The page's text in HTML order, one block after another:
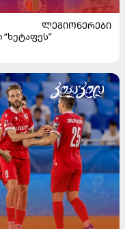
ᲚᲔᲒᲘᲝᲜᲔᲠᲔᲑᲘ